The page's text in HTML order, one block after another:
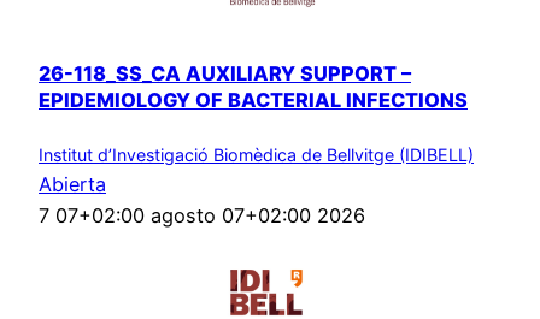
26-118_SS_CA AUXILIARY SUPPORT –
EPIDEMIOLOGY OF BACTERIAL INFECTIONS
Institut d’Investigació Biomèdica de Bellvitge (IDIBELL)
Abierta
7 07+02:00 agosto 07+02:00 2026